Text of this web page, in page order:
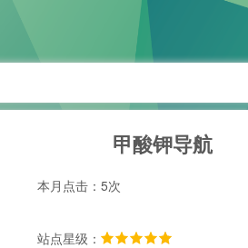
甲酸钾导航
本月点击：5次
站点星级：